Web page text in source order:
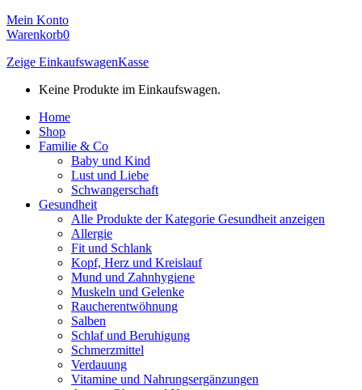
Mein Konto
Warenkorb0
Zeige EinkaufswagenKasse
Keine Produkte im Einkaufswagen.
Home
Shop
Familie & Co
Baby und Kind
Lust und Liebe
Schwangerschaft
Gesundheit
Alle Produkte der Kategorie Gesundheit anzeigen
Allergie
Fit und Schlank
Kopf, Herz und Kreislauf
Mund und Zahnhygiene
Muskeln und Gelenke
Raucherentwöhnung
Salben
Schlaf und Beruhigung
Schmerzmittel
Verdauung
Vitamine und Nahrungsergänzungen